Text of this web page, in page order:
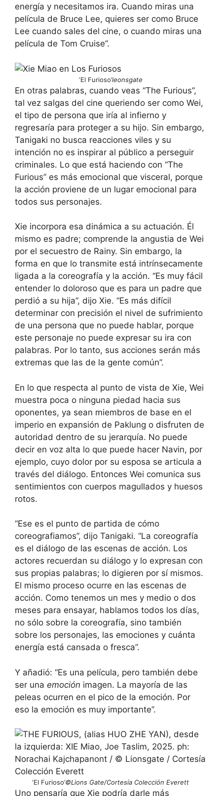
energía y necesitamos ira. Cuando miras una
película de Bruce Lee, quieres ser como Bruce
Lee cuando sales del cine, o cuando miras una
película de Tom Cruise”.
‘El Furioso’leonsgate
En otras palabras, cuando veas “The Furious”,
tal vez salgas del cine queriendo ser como Wei,
el tipo de persona que iría al infierno y
regresaría para proteger a su hijo. Sin embargo,
Tanigaki no busca reacciones viles y su
intención no es inspirar al público a perseguir
criminales. Lo que está haciendo con “The
Furious” es más emocional que visceral, porque
la acción proviene de un lugar emocional para
todos sus personajes.
Xie incorpora esa dinámica a su actuación. Él
mismo es padre; comprende la angustia de Wei
por el secuestro de Rainy. Sin embargo, la
forma en que lo transmite está intrínsecamente
ligada a la coreografía y la acción. “Es muy fácil
entender lo doloroso que es para un padre que
perdió a su hija”, dijo Xie. “Es más difícil
determinar con precisión el nivel de sufrimiento
de una persona que no puede hablar, porque
este personaje no puede expresar su ira con
palabras. Por lo tanto, sus acciones serán más
extremas que las de la gente común”.
En lo que respecta al punto de vista de Xie, Wei
muestra poca o ninguna piedad hacia sus
oponentes, ya sean miembros de base en el
imperio en expansión de Paklung o disfruten de
autoridad dentro de su jerarquía. No puede
decir en voz alta lo que puede hacer Navin, por
ejemplo, cuyo dolor por su esposa se articula a
través del diálogo. Entonces Wei comunica sus
sentimientos con cuerpos magullados y huesos
rotos.
“Ese es el punto de partida de cómo
coreografiamos”, dijo Tanigaki. “La coreografía
es el diálogo de las escenas de acción. Los
actores recuerdan su diálogo y lo expresan con
sus propias palabras; lo digieren por sí mismos.
El mismo proceso ocurre en las escenas de
acción. Como tenemos un mes y medio o dos
meses para ensayar, hablamos todos los días,
no sólo sobre la coreografía, sino también
sobre los personajes, las emociones y cuánta
energía está cansada o fresca”.
Y añadió: “Es una película, pero también debe
ser una emoción imagen. La mayoría de las
peleas ocurren en el pico de la emoción. Por
eso la emoción es muy importante”.
‘El Furioso’©Lions Gate/Cortesía Colección Everett
Uno pensaría que Xie podría darle más